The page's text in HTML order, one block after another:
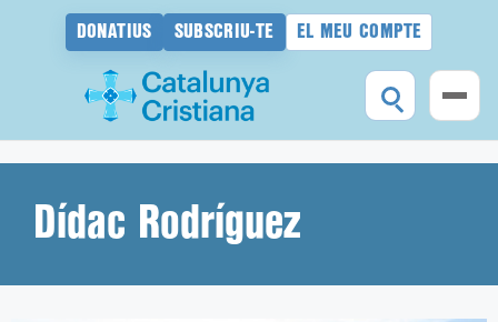
DONATIUS SUBSCRIU-TE EL MEU COMPTE
contingutDídac Rodríguez